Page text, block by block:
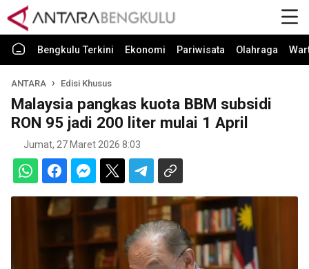
Bengkulu Terkini Ekonomi Pariwisata Olahraga
ANTARA Edisi Khusus
Malaysia pangkas kuota BBM subsidi
RON 95 jadi 200 liter mulai 1 April
Jumat, 27 Maret 2026 8:03